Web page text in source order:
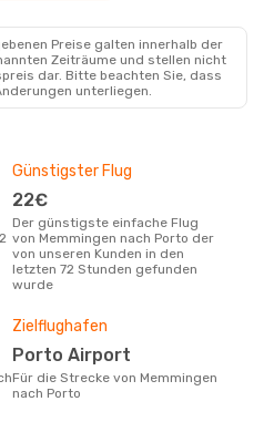
Preise galten innerhalb der
Zeiträume und stellen nicht
dar. Bitte beachten Sie, dass
unterliegen.
Günstigster Flug
22€
Der günstigste einfache Flug
von Memmingen nach Porto der
von unseren Kunden in den
letzten 72 Stunden gefunden
wurde
Zielflughafen
Porto Airport
Für die Strecke von Memmingen
nach Porto